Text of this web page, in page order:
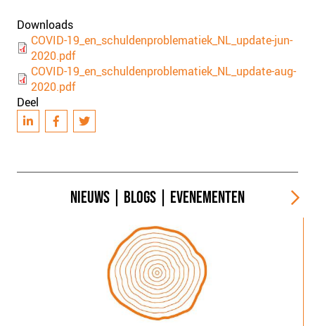
Downloads
Document
COVID-19_en_schuldenproblematiek_NL_update-jun-
2020.pdf
Document
COVID-19_en_schuldenproblematiek_NL_update-aug-
2020.pdf
Deel
NIEUWS BLOGS EVENEMENTEN